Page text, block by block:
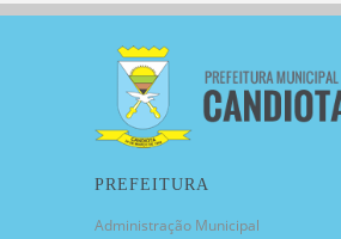
PREFEITURA
Administração Municipal